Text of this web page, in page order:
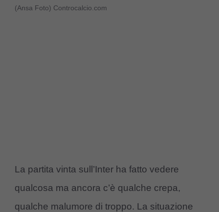
(Ansa Foto) Controcalcio.com
La partita vinta sull’Inter ha fatto vedere
qualcosa ma ancora c’è qualche crepa,
qualche malumore di troppo. La situazione